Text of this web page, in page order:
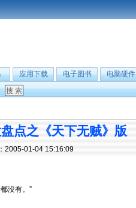
应用下载 电子图书 电脑硬件
点之《天下无贼》版
2005-01-04 15:16:09
没有。”